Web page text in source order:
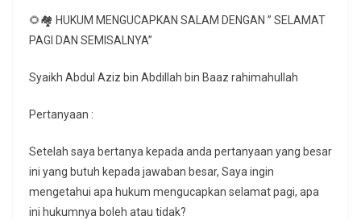
🌻🏘 HUKUM MENGUCAPKAN SALAM DENGAN ” SELAMAT
PAGI DAN SEMISALNYA”
Syaikh Abdul Aziz bin Abdillah bin Baaz rahimahullah
Pertanyaan :
Setelah saya bertanya kepada anda pertanyaan yang besar
ini yang butuh kepada jawaban besar, Saya ingin
mengetahui apa hukum mengucapkan selamat pagi, apa
ini hukumnya boleh atau tidak?